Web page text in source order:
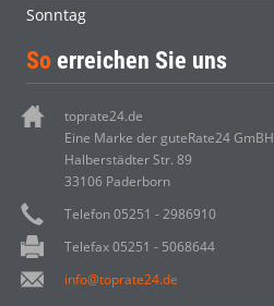
Sonntag
So erreichen Sie uns
toprate24.de
Eine Marke der guteRate24 GmBH
Halberstädter Str. 89
33106 Paderborn
Telefon 05251 - 2986910
Telefax 05251 - 5068644
info@toprate24.de